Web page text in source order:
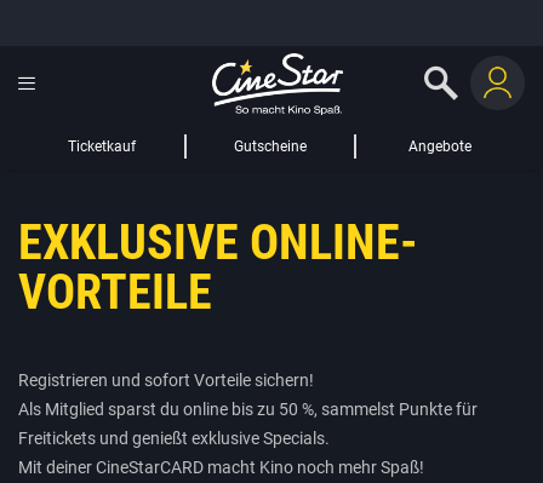
Ticketkauf Gutscheine Angebote
LIEBER CINESTAR-GAST,
Sie werden nun auf eine Website eines Drittanbieters weitergeleitet.
WEITER ZUR EXTERNEN SEITE
GUTSCHEIN HINZUFÜGEN
Gutschein
Gültig bis:
EXKLUSIVE ONLINE-
VORTEILE
Registrieren und sofort Vorteile sichern!
Als Mitglied sparst du online bis zu 50 %, sammelst Punkte für
Freitickets und genießt exklusive Specials.
Mit deiner CineStarCARD macht Kino noch mehr Spaß!